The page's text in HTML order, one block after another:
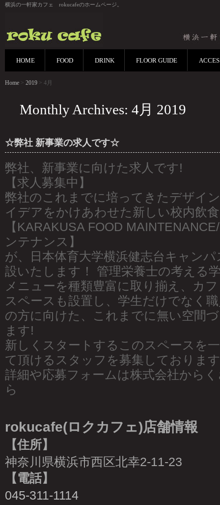
横浜の一軒家カフェ rokucafeのホームページ。
HOME FOOD DRINK FLOOR GUIDE
Home > 2019 > 4月
Monthly Archives: 4月 2019
☆弊社 新事業の求人です☆
弊社、新事業に向けた求人です!
【求人募集中】
弊社のこれまでに培ってきたデザイ
イデアをかけあわせた新しい校内飲
【KARAKUSA FOOD
ンテナンス】
が、日本体育大学横浜健志台キャン
設いたします！ 管理栄養士の考える
メニューを種類豊富に取り揃え、カ
スペースも設置し、学生だけでなく
の方に向けた、これまでに無い空間
ます!
新しくスタートするこのスペースを
て頂けるスタッフを募集しておりま
詳細や応募フォームは株式会社から
ら
rokucafe(ロクカフェ)店舗情報
【住所】
神奈川県横浜市西区北幸2-11-23
【電話】
045-311-1114